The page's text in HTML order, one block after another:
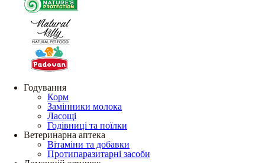
Годування
Корм
Замінники молока
Ласощі
Годівниці та поїлки
Ветеринарна аптека
Вітаміни та добавки
Протипаразитарні засоби